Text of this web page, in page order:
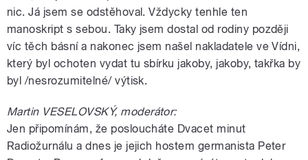
nic. Já jsem se odstěhoval. Vždycky tenhle ten
manoskript s sebou. Taky jsem dostal od rodiny později
víc těch básní a nakonec jsem našel nakladatele ve Vídni,
který byl ochoten vydat tu sbírku jakoby, jakoby, takřka by
byl /nesrozumitelné/ výtisk.
Martin VESELOVSKÝ, moderátor:
Jen připomínám, že posloucháte Dvacet minut
Radiožurnálu a dnes je jejich hostem germanista Peter